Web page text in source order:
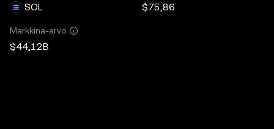
SOL $75,86
Markkina-arvo
$44,12B